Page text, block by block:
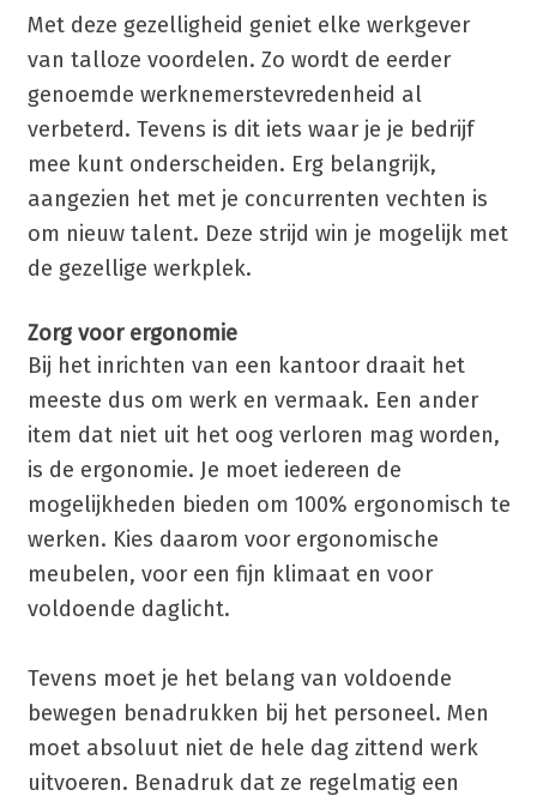
Met deze gezelligheid geniet elke werkgever
van talloze voordelen. Zo wordt de eerder
genoemde werknemerstevredenheid al
verbeterd. Tevens is dit iets waar je je bedrijf
mee kunt onderscheiden. Erg belangrijk,
aangezien het met je concurrenten vechten is
om nieuw talent. Deze strijd win je mogelijk met
de gezellige werkplek.
Zorg voor ergonomie
Bij het inrichten van een kantoor draait het
meeste dus om werk en vermaak. Een ander
item dat niet uit het oog verloren mag worden,
is de ergonomie. Je moet iedereen de
mogelijkheden bieden om 100% ergonomisch te
werken. Kies daarom voor ergonomische
meubelen, voor een fijn klimaat en voor
voldoende daglicht.
Tevens moet je het belang van voldoende
bewegen benadrukken bij het personeel. Men
moet absoluut niet de hele dag zittend werk
uitvoeren. Benadruk dat ze regelmatig een